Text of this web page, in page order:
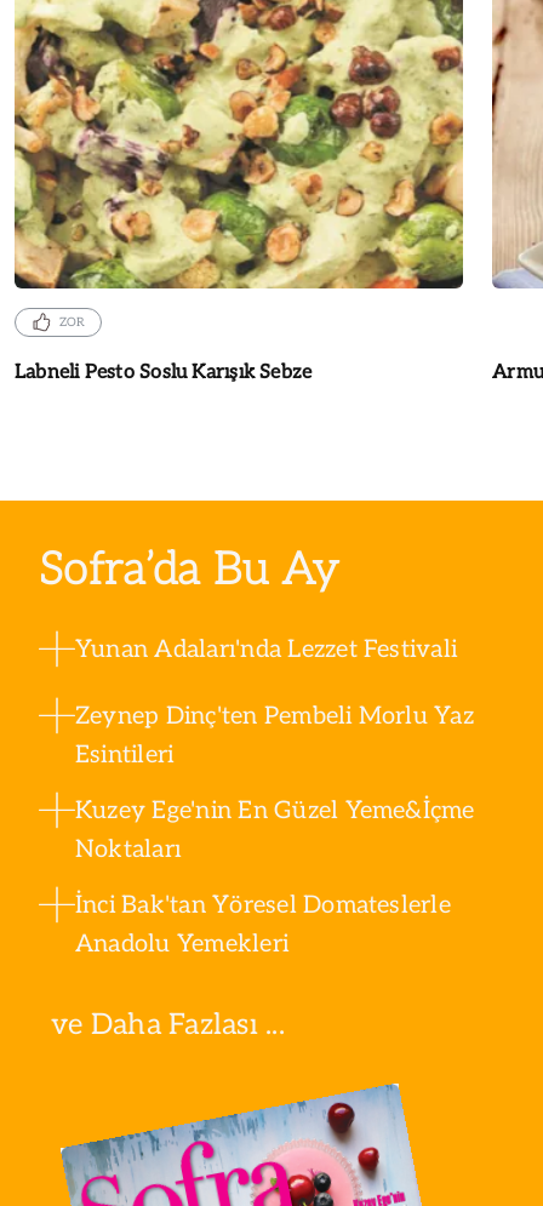
ZOR
Labneli Pesto Soslu Karışık Sebze
Sofra’da Bu Ay
Yunan Adaları'nda Lezzet Festivali
Zeynep Dinç'ten Pembeli Morlu Yaz
Esintileri
Kuzey Ege'nin En Güzel Yeme&İçme
Noktaları
İnci Bak'tan Yöresel Domateslerle
Anadolu Yemekleri
ve Daha Fazlası ...